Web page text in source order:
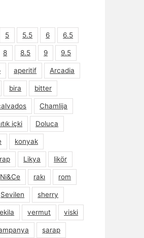
5 5.5 6 6.5
8 8.5 9 9.5
aperitif Arcadia
bira bitter
Chamlija
içki Doluca
konyak
Likya likör
Ni&Ce rakı rom
Sevilen sherry
vermut viski
şarap